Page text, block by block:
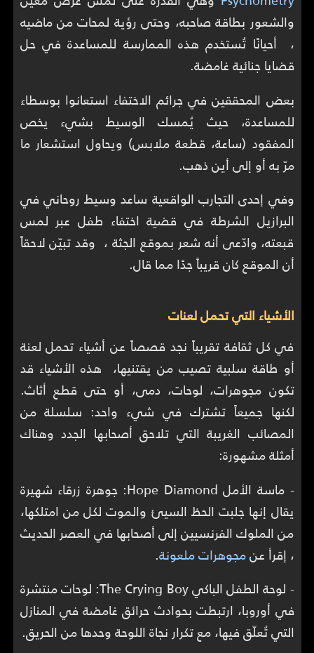
والشعور بطاقة صاحبه، وحتى رؤية لمحات من ماضيه
، أحيانًا تُستخدم هذه الممارسة للمساعدة في حل
قضايا جنائية غامضة.
بعض المحققين في جرائم الاختفاء استعانوا بوسطاء
للمساعدة، حيث يُمسك الوسيط بشيء يخص
المفقود (ساعة، قطعة ملابس) ويحاول استشعار ما
مرّ به أو إلى أين ذهب.
وفي إحدى التجارب الواقعية ساعد وسيط روحاني في
البرازيل الشرطة في قضية اختفاء طفل عبر لمس
قبعته، وادّعى أنه شعر بموقع الجثة ، وقد تبيّن لاحقاً
أن الموقع كان قريباً جدًا مما قال.
الأشياء التي تحمل لعنات
في كل ثقافة تقريباً نجد قصصاً عن أشياء تحمل لعنة
أو طاقة سلبية تصيب من يقتنيها، هذه الأشياء قد
تكون مجوهرات، لوحات، دمى، أو حتى قطع أثاث.
لكنها جميعاً تشترك في شيء واحد: سلسلة من
المصائب الغريبة التي تلاحق أصحابها الجدد وهناك
أمثلة مشهورة:
- ماسة الأمل Hope Diamond: جوهرة زرقاء شهيرة
يقال إنها جلبت الحظ السيئ والموت لكل من امتلكها،
من الملوك الفرنسيين إلى أصحابها في العصر الحديث
، إقرأ عنمجوهرات ملعونة.
- لوحة الطفل الباكي The Crying Boy: لوحات منتشرة
في أوروبا، ارتبطت بحوادث حرائق غامضة في المنازل
التي تُعلّق فيها، مع تكرار نجاة اللوحة وحدها من الحريق.